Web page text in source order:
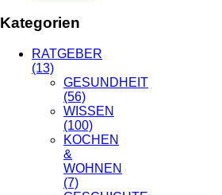
Kategorien
RATGEBER
(13)
GESUNDHEIT
(56)
WISSEN
(100)
KOCHEN
&
WOHNEN
(7)